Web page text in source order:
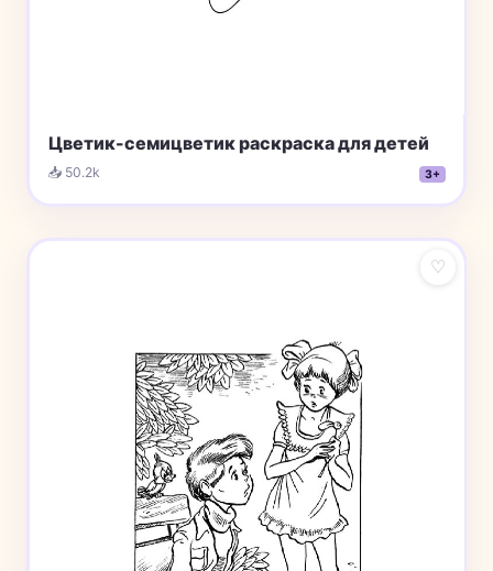
Цветик-семицветик раскраска для детей
📥 50.2k 3+
♡